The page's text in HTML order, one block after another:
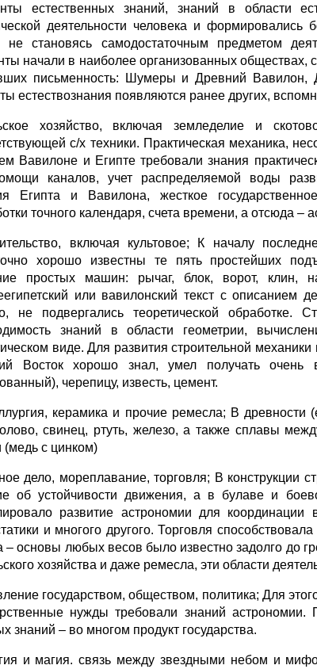
естественных знаний, знаний в области
деятельности человека и формировались
не становясь самодостаточным предметом
начали в наиболее организованных обществах,
письменность: Шумеры и Древний Вавилон,
естествознания появляются ранее других,
хозяйство, включая земледелие и
с/х техники. Практическая механика,
Вавилоне и Египте требовали знания
каналов, учет распределяемой воды
Египта и Вавилона, жесткое
точного календаря, счета времени, а отсюда –
включая культовое; К началу
хорошо известны те пять простейших
простых машин: рычаг, блок, ворот,
или вавилонский текст с описанием
не подвергались теоретической обработке.
знаний в области геометрии,
виде. Для развития строительной
Восток хорошо знал, умел получать
черепицу, известь, цемент.
керамика и прочие ремесла; В древности
свинец, ртуть, железо, а также сплавы
(медь с цинком)
дело, мореплавание, торговля; В конструкции
об устойчивости движения, а в булаве и
развитие астрономии для координации
и многого другого. Торговля
– основы любых весов было известно задолго до
хозяйства и даже ремесла, эти области
государством, обществом, политика; Для
нужды требовали знаний
знаний – во многом продукт государства.
и магия. связь между звездными небом и